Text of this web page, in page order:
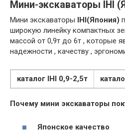
Мини-экскаваторы IHI
Мини экскаваторы IHI(Япония)
широкую линейку компактных
массой от 0,9т до 6т , которые
надежности , качеству ,
каталог IHI 0,9-2,5т
Почему мини экскаваторы
Японское качество